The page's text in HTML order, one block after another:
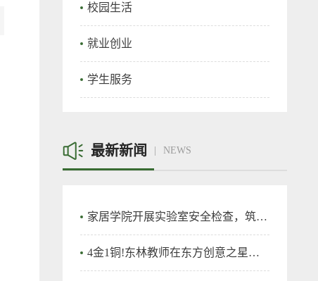
校园生活
就业创业
学生服务
最新新闻 NEWS
家居学院开展实验室安全检查，筑牢实验室安全防线
4金1铜!东林教师在东方创意之星教师教学创新大赛再创佳绩！